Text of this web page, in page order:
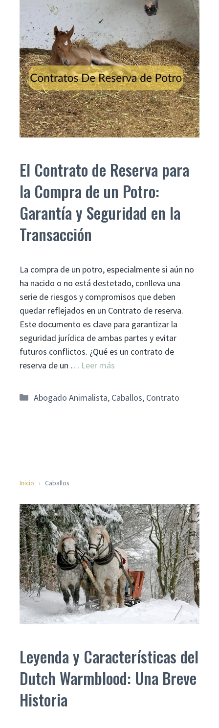
El Contrato de Reserva para
la Compra de un Potro:
Garantía y Seguridad en la
Transacción
La compra de un potro, especialmente si aún no
ha nacido o no está destetado, conlleva una
serie de riesgos y compromisos que deben
quedar reflejados en un Contrato de reserva.
Este documento es clave para garantizar la
seguridad jurídica de ambas partes y evitar
futuros conflictos. ¿Qué es un contrato de
reserva de un … Leer más
Categorías
Abogado Animalista, Caballos, Contrato
Inicio › Caballos
Leyenda y Características del
Dutch Warmblood: Una Breve
Historia